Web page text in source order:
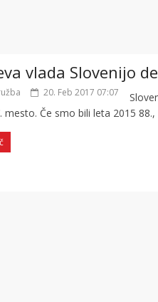
vlada Slovenijo
20. Feb 2017 07:07
mesto. Če smo bili leta 2015 88.,